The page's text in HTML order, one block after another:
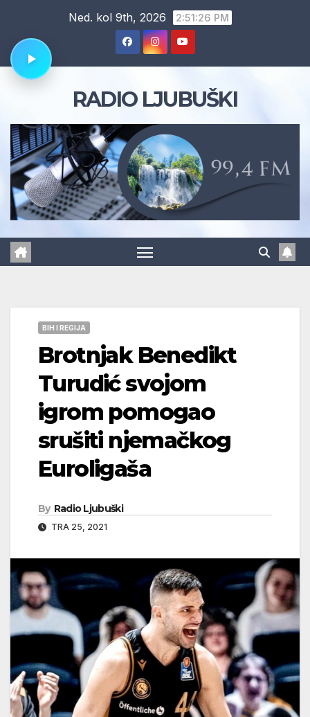
content
Ned. kol 9th, 2026 2:51:28 PM
RADIO LJUBUŠKI
BIH I REGIJA
Brotnjak Benedikt
Turudić svojom
igrom pomogao
srušiti njemačkog
Euroligaša
By Radio Ljubuški
TRA 25, 2021